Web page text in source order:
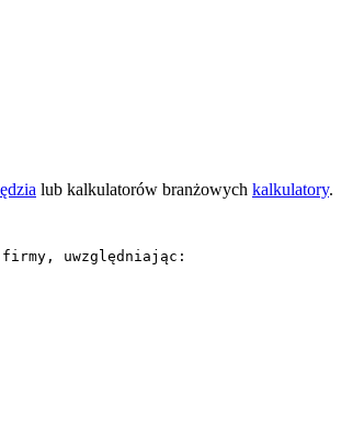
lub kalkulatorów branżowych kalkulatory.
uwzględniając: